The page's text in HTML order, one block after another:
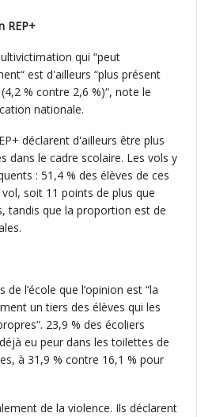
REP+
qui “peut
est d'ailleurs “plus présent
% contre 2,6 %)“, note le
nationale.
déclarent d'ailleurs être plus
dans le cadre scolaire. Les vols y
: 51,4 % des élèves de ces
soit 11 points de plus que
tandis que la proportion est de
l’école que l’opinion est “la
un tiers des élèves qui les
23,9 % des écoliers
eu peur dans les toilettes de
à 31,9 % contre 16,1 % pour
de la violence. Ils déclarent